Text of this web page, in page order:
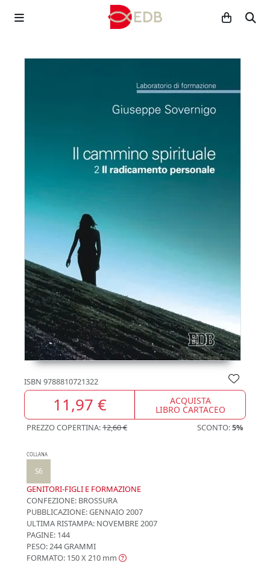
ISBN 9788810721322
11,97 € ACQUISTA
LIBRO CARTACEO
PREZZO COPERTINA:12,60 € SCONTO:5%
COLLANA
S6
GENITORI-FIGLI E FORMAZIONE
CONFEZIONE: BROSSURA
PUBBLICAZIONE:GENNAIO 2007
ULTIMA RISTAMPA: NOVEMBRE 2007
PAGINE: 144
PESO: 244 GRAMMI
FORMATO: 150 X 210 mm